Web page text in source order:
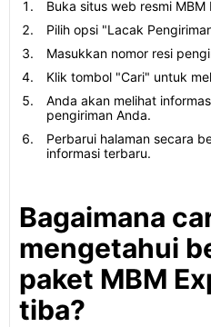
Buka situs web resmi
Pilih opsi "Lacak
Masukkan nomor resi
Klik tombol "Cari" untuk
Anda akan melihat
pengiriman Anda.
Perbarui halaman secara
informasi terbaru.
Bagaimana
mengetahui
paket MBM
tiba?